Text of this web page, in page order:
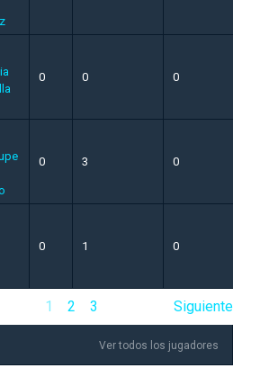
0 0 0
0 3 0
0 1 0
1 2 3 Siguiente
Ver todos los jugadores